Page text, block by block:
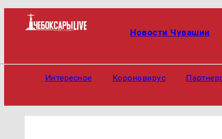
Новости Чувашии
Интересное Коронавирус